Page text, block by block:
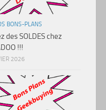
BONS-PLANS
des SOLDES chez
!!!
2026